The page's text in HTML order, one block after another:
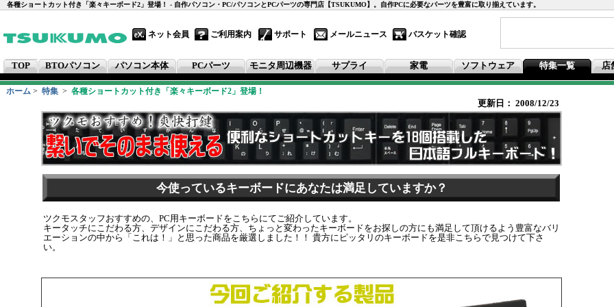
各種ショートカット付き「楽々キーボード2」登場！ - 自作パソコン・PC/パソコンとPCパーツの専門店【TSUKUMO】。自作PCに必要なパーツを豊富に取り揃えています。
ネット会員 ご利用案内 サポート メールニュース バスケット確認
TOP BTOパソコン パソコン本体 PCパーツ モニタ周辺機器 サプライ 家電 ソフトウェア 特集一覧 店
ホーム > 特集 > 各種ショートカット付き「楽々キーボード2」登場！
更新日： 2008/12/23
今使っているキーボードにあなたは満足していますか？
ツクモスタッフおすすめの、PC用キーボードをこちらにてご紹介しています。
キータッチにこだわる方、デザインにこだわる方、ちょっと変わったキーボードをお探しの方にも満足して頂けるよう豊富なバリ
エーションの中から「これは！」と思った商品を厳選しました！！ 貴方にピッタリのキーボードを是非こちらで見つけて下さ
い。